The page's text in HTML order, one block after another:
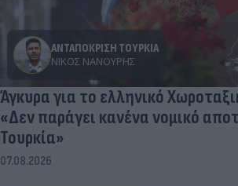
ΑΝΤΑΠΟΚΡΙΣΗ ΤΟΥΡΚΙΑ
ΝΊΚΟΣ ΝΑΝΟΎΡΗΣ
Άγκυρα για το ελληνικό
«Δεν παράγει κανένα νομικό
Τουρκία»
07.08.2026